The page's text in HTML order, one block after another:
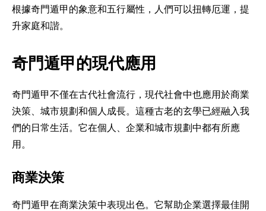
根據奇門遁甲的象意和五行屬性，人們可以扭轉厄運，提
升家庭和諧。
奇門遁甲的現代應用
奇門遁甲不僅在古代社會流行，現代社會中也應用於商業
決策、城市規劃和個人成長。這種古老的玄學已經融入我
們的日常生活。它在個人、企業和城市規劃中都有所應
用。
商業決策
奇門遁甲在商業決策中表現出色。它幫助企業選擇最佳開